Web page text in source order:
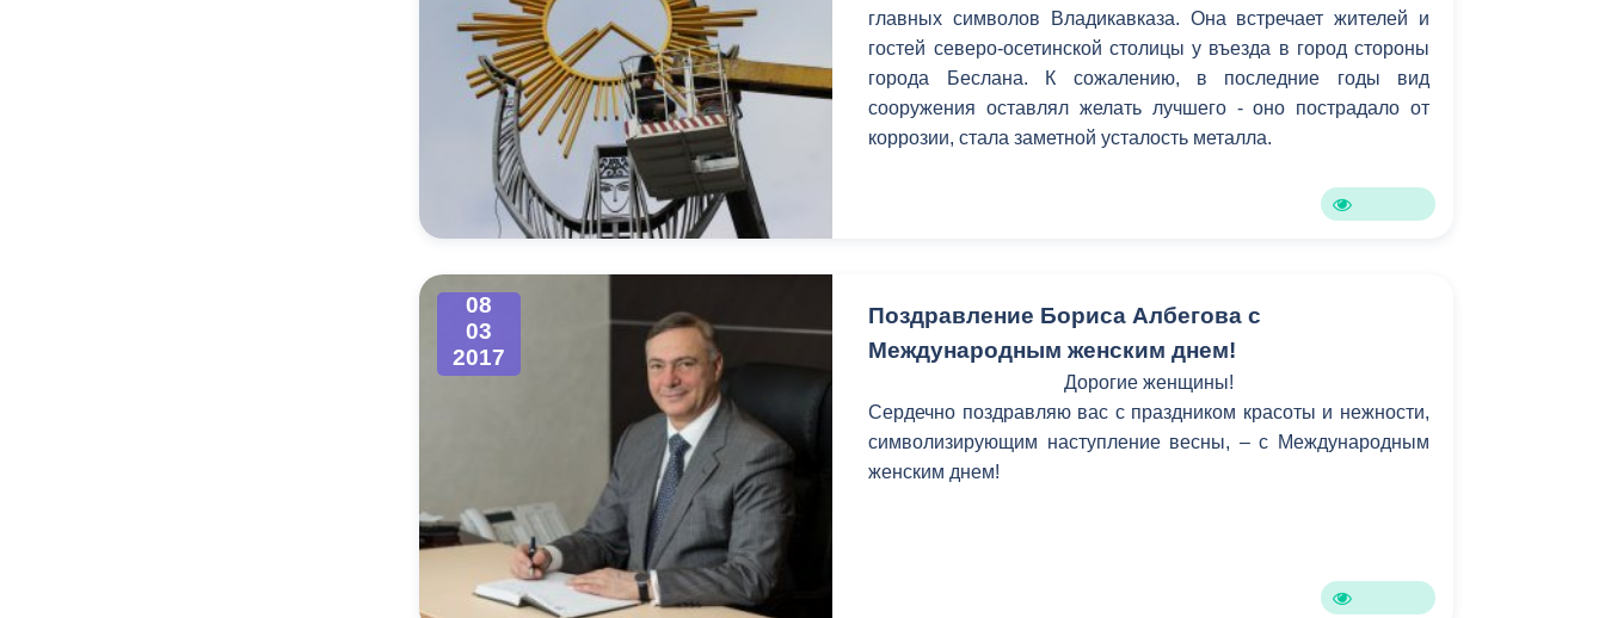
главных символов Владикавказа. Она встречает жителей и
гостей северо-осетинской столицы у въезда в город стороны
города Беслана. К сожалению, в последние годы вид
сооружения оставлял желать лучшего - оно пострадало от
коррозии, стала заметной усталость металла.
08
03
2017
Поздравление Бориса Албегова с
Международным женским днем!
Дорогие женщины!
Сердечно поздравляю вас с праздником красоты и нежности,
символизирующим наступление весны, – с Международным
женским днем!